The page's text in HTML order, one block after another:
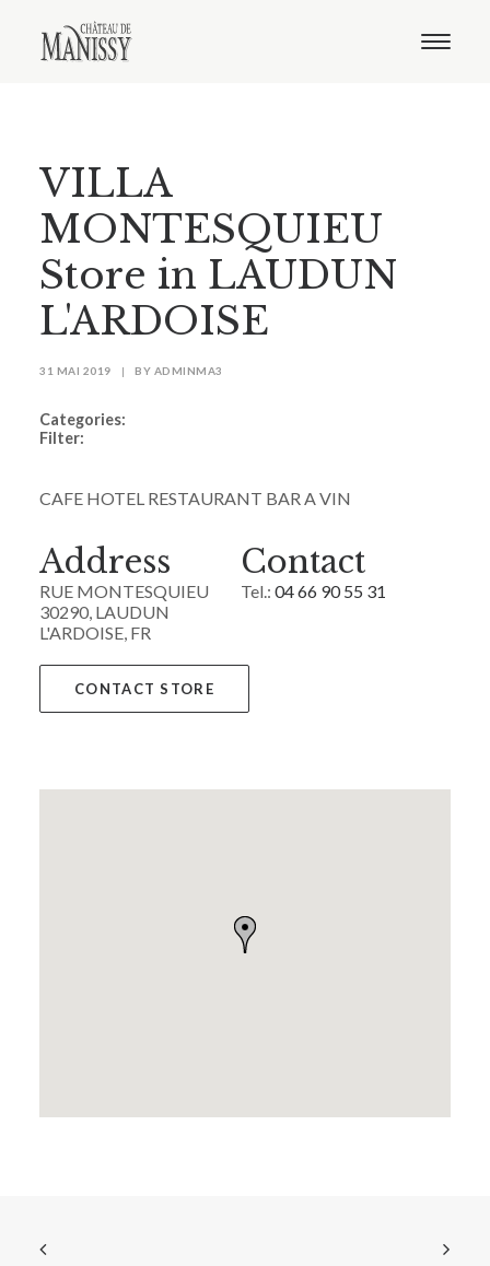
Distribution
Contact
VILLA
MONTESQUIEU
Store in LAUDUN
L'ARDOISE
31 MAI 2019 | BY ADMINMA3
Categories:
Filter:
CAFE HOTEL RESTAURANT BAR A VIN
Address
RUE MONTESQUIEU
30290, LAUDUN
L'ARDOISE, FR
Contact
Tel.:04 66 90 55 31
CONTACT STORE